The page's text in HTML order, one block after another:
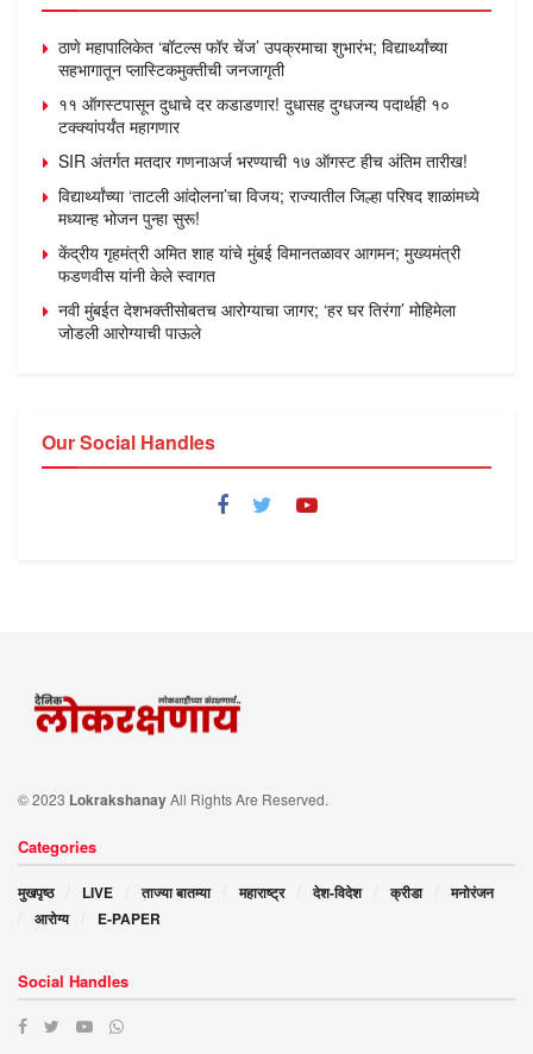
ठाणे महापालिकेत ‘बॉटल्स फॉर चेंज’ उपक्रमाचा शुभारंभ; विद्यार्थ्यांच्या
सहभागातून प्लास्टिकमुक्तीची जनजागृती
११ ऑगस्टपासून दुधाचे दर कडाडणार! दुधासह दुग्धजन्य पदार्थही १०
टक्क्यांपर्यंत महागणार
SIR अंतर्गत मतदार गणनाअर्ज भरण्याची १७ ऑगस्ट हीच अंतिम तारीख!
विद्यार्थ्यांच्या ‘ताटली आंदोलना’चा विजय; राज्यातील जिल्हा परिषद शाळांमध्ये
मध्यान्ह भोजन पुन्हा सुरू!
केंद्रीय गृहमंत्री अमित शाह यांचे मुंबई विमानतळावर आगमन; मुख्यमंत्री
फडणवीस यांनी केले स्वागत
नवी मुंबईत देशभक्तीसोबतच आरोग्याचा जागर; ‘हर घर तिरंगा’ मोहिमेला
जोडली आरोग्याची पाऊले
Our Social Handles
© 2023 LokrakshanayAll Rights Are Reserved.
Categories
मुखपृष्ठ LIVE ताज्या बातम्या महाराष्ट्र देश-विदेश क्रीडा
मनोरंजन
आरोग्य
E-PAPER
Social Handles